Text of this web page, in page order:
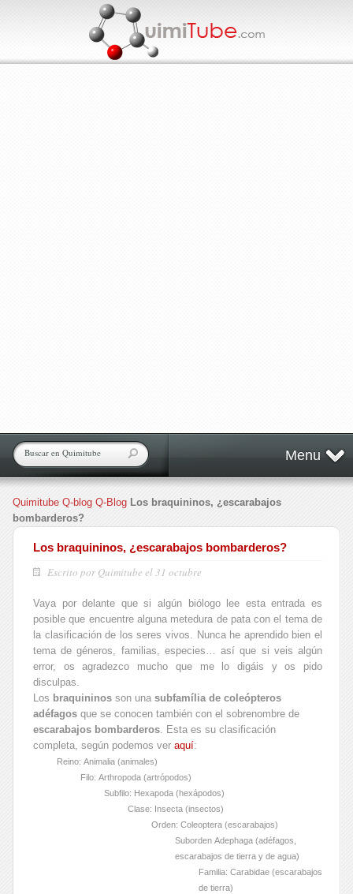
Menu
Quimitube Q-blog Q-Blog Los braquininos, ¿escarabajos
bombarderos?
Los braquininos, ¿escarabajos bombarderos?
Escrito por Quimitube el 31 octubre
Vaya por delante que si algún biólogo lee esta entrada es
posible que encuentre alguna metedura de pata con el tema de
la clasificación de los seres vivos. Nunca he aprendido bien el
tema de géneros, familias, especies… así que si veis algún
error, os agradezco mucho que me lo digáis y os pido
disculpas.
Los braquininos son una subfamília de coleópteros
adéfagos que se conocen también con el sobrenombre de
escarabajos bombarderos. Esta es su clasificación
completa, según podemos ver aquí:
Reino: Animalia (animales)
Filo: Arthropoda (artrópodos)
Subfilo: Hexapoda (hexápodos)
Clase: Insecta (insectos)
Orden: Coleoptera (escarabajos)
Suborden Adephaga (adéfagos,
escarabajos de tierra y de agua)
Familia: Carabidae (escarabajos
de tierra)